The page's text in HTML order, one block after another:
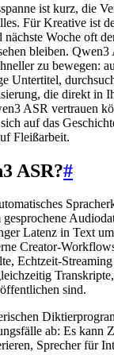
ist kurz, die
Für Kreative ist
nächste Woche oft
bleiben.
zu bewegen:
Untertitel,
die direkt in
ASR vertrauen
auf das
Fleißarbeit.
ASR?#
Latenz in Text
Creator-
Echtzeit-
sind.
ab: Es kann
Sprecher für